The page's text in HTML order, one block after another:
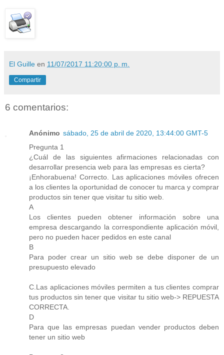
El Guille en 11/07/2017 11:20:00 p. m.
Compartir
6 comentarios:
Anónimo sábado, 25 de abril de 2020, 13:44:00 GMT-5
Pregunta 1
¿Cuál de las siguientes afirmaciones relacionadas con
desarrollar presencia web para las empresas es cierta?
¡Enhorabuena! Correcto. Las aplicaciones móviles ofrecen
a los clientes la oportunidad de conocer tu marca y comprar
productos sin tener que visitar tu sitio web.
A
Los clientes pueden obtener información sobre una
empresa descargando la correspondiente aplicación móvil,
pero no pueden hacer pedidos en este canal
B
Para poder crear un sitio web se debe disponer de un
presupuesto elevado
C.Las aplicaciones móviles permiten a tus clientes comprar
tus productos sin tener que visitar tu sitio web-> REPUESTA
CORRECTA.
D
Para que las empresas puedan vender productos deben
tener un sitio web